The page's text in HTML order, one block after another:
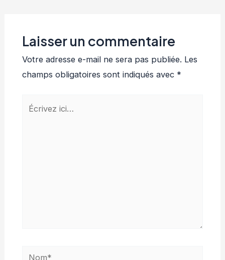
Laisser un commentaire
Votre adresse e-mail ne sera pas publiée. Les
champs obligatoires sont indiqués avec *
Écrivez
Nom*